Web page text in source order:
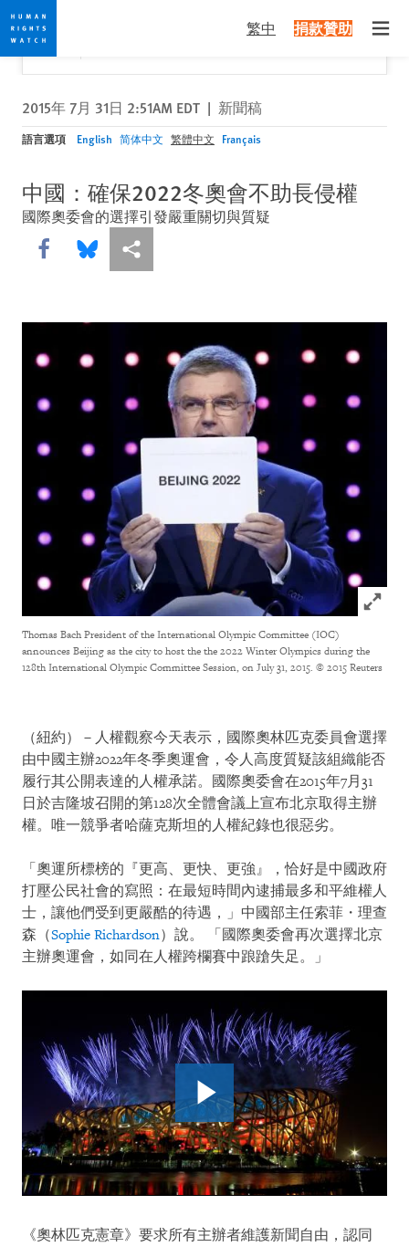
Skip
to
cookie
privacy
notice
Skip
to
main
content
繁中 捐款贊助
Would you like to read this page in English?
Yes
✕
2015年 7月 31日 2:51AM EDT | 新聞稿
語言選項 English 简体中文 繁體中文 Français
中國：確保2022冬奧會不助長侵權
國際奧委會的選擇引發嚴重關切與質疑
Share this via Facebook
Share this via Bluesky
More sharing options
Click
Thomas Bach President of the International Olympic Committee (IOC)
announces Beijing as the city to host the the 2022 Winter Olympics during the
128th International Olympic Committee Session, on July 31, 2015. © 2015 Reuters
（紐約）－人權觀察今天表示，國際奧林匹克委員會選擇
由中國主辦2022年冬季奧運會，令人高度質疑該組織能否
履行其公開表達的人權承諾。國際奧委會在2015年7月31
日於吉隆坡召開的第128次全體會議上宣布北京取得主辦
權。唯一競爭者哈薩克斯坦的人權紀錄也很惡劣。
「奧運所標榜的『更高、更快、更強』，恰好是中國政府
打壓公民社會的寫照：在最短時間內逮捕最多和平維權人
士，讓他們受到更嚴酷的待遇，」中國部主任索菲・理查
森（Sophie Richardson）說。 「國際奧委會再次選擇北京
主辦奧運會，如同在人權跨欄賽中踉蹌失足。」
《奧林匹克憲章》要求所有主辦者維護新聞自由，認同